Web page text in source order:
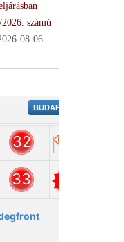
számú
08-06